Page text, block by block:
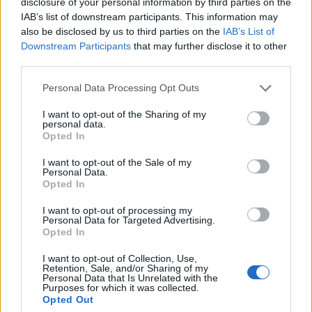
IAB’s list of downstream participants. This information may
also be disclosed by us to third parties on the IAB’s List of
Downstream Participants that may further disclose it to other
Personal Data Processing Opt Outs
I want to opt-out of the Sharing of my
personal data.
Opted In
I want to opt-out of the Sale of my
Personal Data.
Opted In
I want to opt-out of processing my
Personal Data for Targeted Advertising.
Opted In
I want to opt-out of Collection, Use,
Retention, Sale, and/or Sharing of my
Personal Data that Is Unrelated with the
Purposes for which it was collected.
Opted Out
série, pelo italiano Luciano Darderi, pelo chileno
Alejandro Tabilo e pelo belga Alexander Blockx.
Um dos momentos mais aguardados da semana foi
também o regresso do suíço Stan Wawrinka ao Estoril,
integrado na digressão de despedida do antigo vencedor
A edição de 2026 ficou igualmente marcada pela maior
realizado em território nacional. Nuno Borges, Jaime
Faria, Henrique Rocha, Frederico Ferreira Silva, Tiago
beneficiando, de igual modo, da reorganização dos wild
cards após as entradas diretas de alguns jogadores.
Entre os portugueses, Tiago Torres e Jaime Faria
protagonizaram as melhores campanhas da edição,
ambos alcançando os quartos de final. Torres assinou
económico e cultural” do município
português
A cidade de Castelo Branco, na região Centro de
de Cultura Contemporânea de Castelo Branco (CCCCB),
a primeira edição da “Bienal Internacional de Artes e
Ofícios”, iniciativa organizada pela Câmara Municipal de
Castelo Branco, através da Divisão de Museus e Cultura,
e integrada na programação do “Festival Sabores de
Perdição”, que decorrerá entre 3 e 6 de setembro.
A Bienal nasce na sequência da inclusão de Castelo
Branco na “Rede de Cidades Criativas da UNESCO”,